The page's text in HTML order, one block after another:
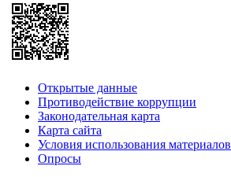
Открытые данные
Противодействие коррупции
Законодательная карта
Карта сайта
Условия использования материалов
Опросы